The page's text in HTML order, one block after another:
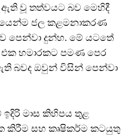
ඇති වූ තත්වයට බව මෙහිදී
ජල කළමනාකරණ
පෙන්වා දුන්හ. මේ යටතේ
එක හමාරකට පමණ පෙර
බවද ඔවුන් විසින් පෙන්වා
මාස කිහිපය තුළ
කිරීම සහ කෘෂිකර්ම කටයුතු